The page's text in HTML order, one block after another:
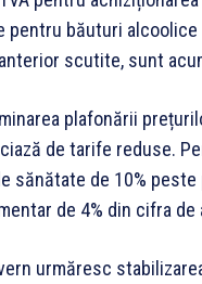
pentru băuturi
scutite, sunt
plafonării
de tarife reduse.
sănătate de 10%
de 4% din cifra de
urmăresc